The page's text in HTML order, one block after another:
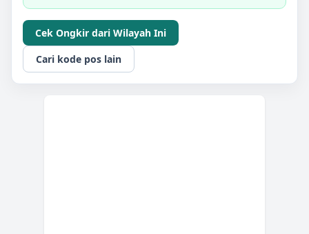
Cek Ongkir dari Wilayah Ini
Cari kode pos lain